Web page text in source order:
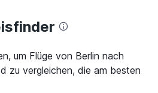
um Flüge von Berlin nach
zu vergleichen, die am besten